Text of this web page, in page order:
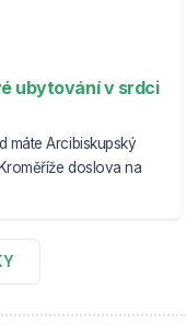
ubytování v srdci
máte Arcibiskupský
doslova na